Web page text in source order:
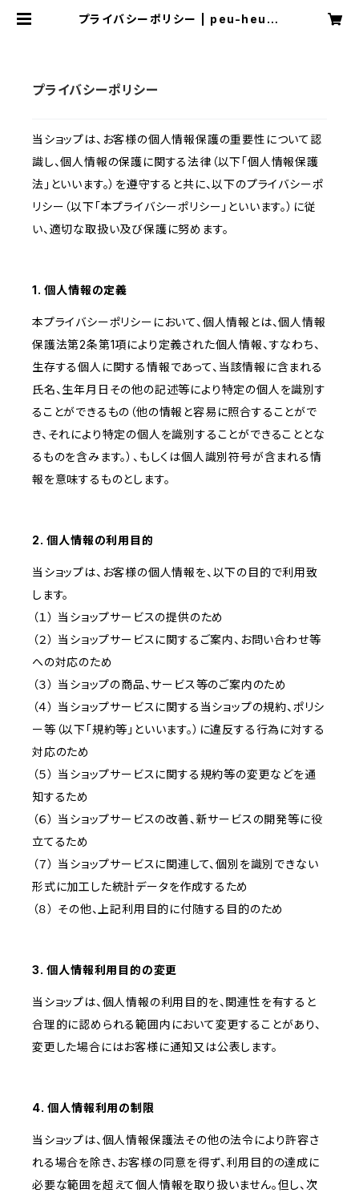
プライバシーポリシー | peu-heure
プライバシーポリシー
当ショップは、お客様の個人情報保護の重要性について認
識し、個人情報の保護に関する法律（以下「個人情報保護
法」といいます。）を遵守すると共に、以下のプライバシーポ
リシー（以下「本プライバシーポリシー」といいます。）に従
い、適切な取扱い及び保護に努めます。
1. 個人情報の定義
本プライバシーポリシーにおいて、個人情報とは、個人情報
保護法第2条第1項により定義された個人情報、すなわち、
生存する個人に関する情報であって、当該情報に含まれる
氏名、生年月日その他の記述等により特定の個人を識別す
ることができるもの（他の情報と容易に照合することがで
き、それにより特定の個人を識別することができることとな
るものを含みます。）、もしくは個人識別符号が含まれる情
報を意味するものとします。
2. 個人情報の利用目的
当ショップは、お客様の個人情報を、以下の目的で利用致
します。
（１） 当ショップサービスの提供のため
（２） 当ショップサービスに関するご案内、お問い合わせ等
への対応のため
（３） 当ショップの商品、サービス等のご案内のため
（４） 当ショップサービスに関する当ショップの規約、ポリシ
ー等（以下「規約等」といいます。）に違反する行為に対する
対応のため
（５） 当ショップサービスに関する規約等の変更などを通
知するため
（６） 当ショップサービスの改善、新サービスの開発等に役
立てるため
（７） 当ショップサービスに関連して、個別を識別できない
形式に加工した統計データを作成するため
（８） その他、上記利用目的に付随する目的のため
3. 個人情報利用目的の変更
当ショップは、個人情報の利用目的を、関連性を有すると
合理的に認められる範囲内において変更することがあり、
変更した場合にはお客様に通知又は公表します。
4. 個人情報利用の制限
当ショップは、個人情報保護法その他の法令により許容さ
れる場合を除き、お客様の同意を得ず、利用目的の達成に
必要な範囲を超えて個人情報を取り扱いません。但し、次